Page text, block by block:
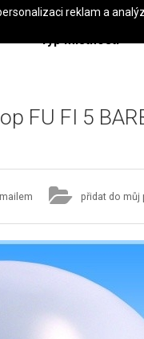
Typ místnosti
FU FI 5
přidat do můj
reklam a